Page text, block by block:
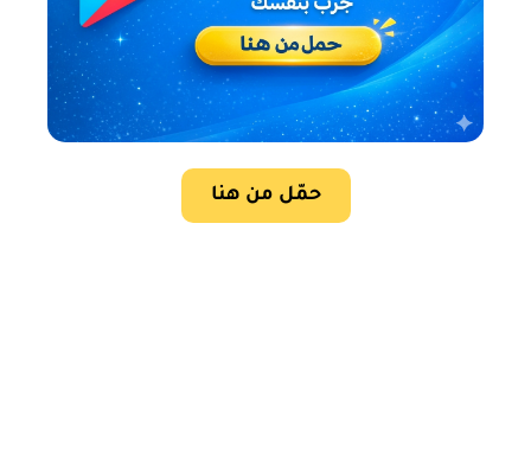
حمّل من هنا